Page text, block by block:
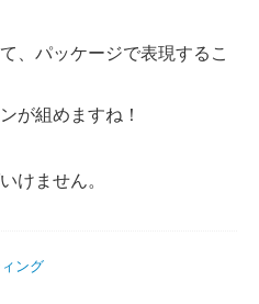
、パッケージで表現するこ
が組めますね！
けません。
ング